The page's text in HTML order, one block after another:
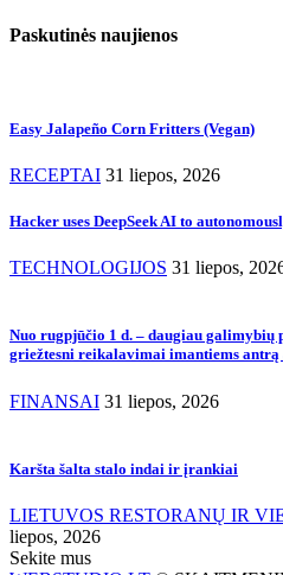
Paskutinės naujienos
Easy Jalapeño Corn Fritters (Vegan)
RECEPTAI 31 liepos, 2026
Hacker uses DeepSeek AI to
TECHNOLOGIJOS 31 liepos,
Nuo rugpjūčio 1 d. – daugiau galimybių
griežtesni reikalavimai imantiems antrą
FINANSAI 31 liepos, 2026
Karšta šalta stalo indai ir įrankiai
LIETUVOS RESTORANŲ IR
liepos, 2026
Sekite mus